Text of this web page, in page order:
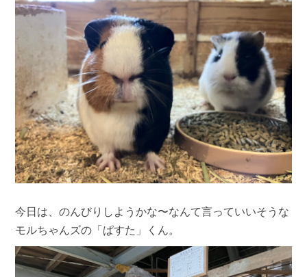
今日は、のんびりしようかな〜なんて言っていいそうな
モルちゃんズの「ぱすた」くん。